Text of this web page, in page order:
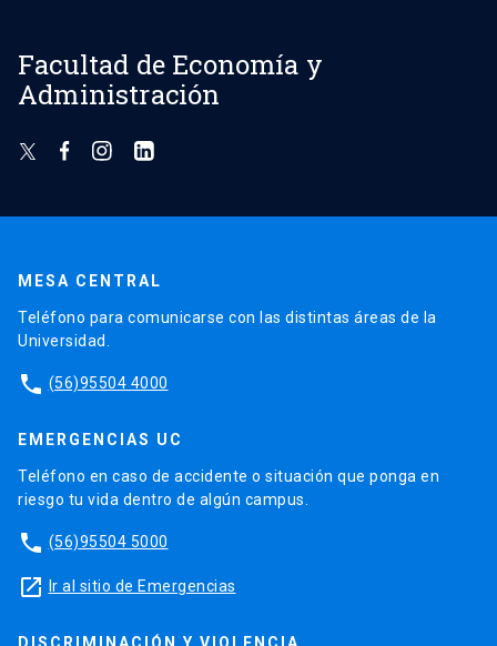
Facultad de Economía y
Administración
MESA CENTRAL
Teléfono para comunicarse con las distintas áreas de la
Universidad.
phone (56)95504 4000
EMERGENCIAS UC
Teléfono en caso de accidente o situación que ponga en
riesgo tu vida dentro de algún campus.
phone (56)95504 5000
launch Ir al sitio de Emergencias